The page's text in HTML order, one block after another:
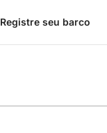
Registre seu barco